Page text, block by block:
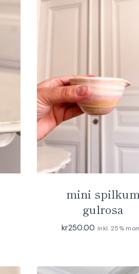
mini
gulrosa
kr250.00 Inkl. 25%